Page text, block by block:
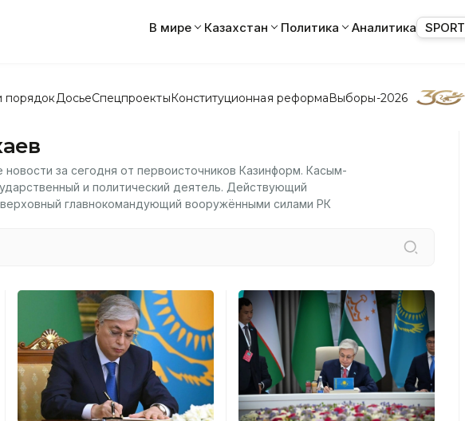
В мире Казахстан Политика Аналитика SPORT
порядок ДосьеСпецпроектыКонституционная реформаВыборы-2026
за сегодня от первоисточников Казинформ. Касым-
и политический деятель. Действующий
главнокомандующий вооружёнными силами РК